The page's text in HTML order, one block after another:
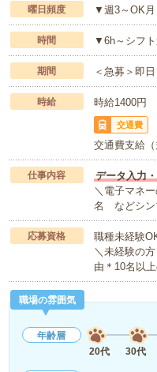
曜日頻度 ▼週3～OK月
時間 ▼6h～シフト
期間 ＜急募＞即
時給 時給1400円
交通費
交通費支給（
仕事内容
データ入力
＼電子マネ
名 などシン
応募資格
職種未経験
＼未経験の
由＊10名以
職場の雰囲気
年齢層
20代
30代